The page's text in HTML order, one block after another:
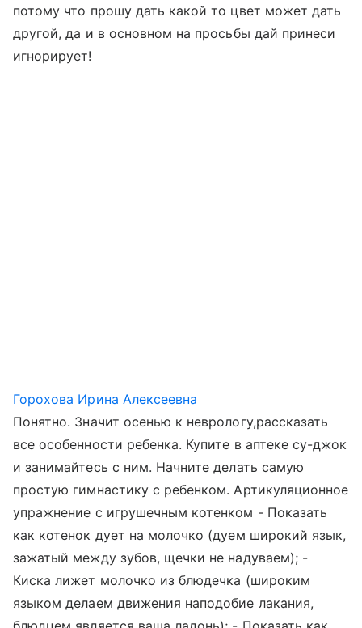
потому что прошу дать какой то цвет может дать
другой, да и в основном на просьбы дай принеси
игнорирует!
Горохова Ирина Алексеевна
Понятно. Значит осенью к неврологу,рассказать
все особенности ребенка. Купите в аптеке су-джок
и занимайтесь с ним. Начните делать самую
простую гимнастику с ребенком. Артикуляционное
упражнение с игрушечным котенком - Показать
как котенок дует на молочко (дуем широкий язык,
зажатый между зубов, щечки не надуваем); -
Киска лижет молочко из блюдечка (широким
языком делаем движения наподобие лакания,